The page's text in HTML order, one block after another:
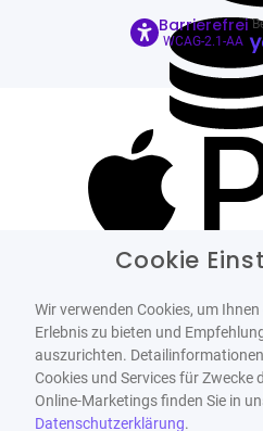
Barrierefrei
WCAG-2.1-AA
Cookie
Wir verwenden Cookies, um
Erlebnis zu bieten und
auszurichten.
Cookies und Services für Zwecke
Online-Marketings finden Sie in
Datenschutzerklärung.